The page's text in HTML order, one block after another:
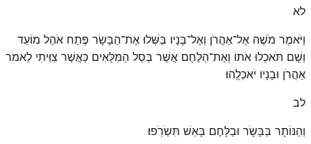
לא
וַיֹּאמֶר מֹשֶׁה אֶל־אַהֲרֹן וְאֶל־בָּנָיו בַּשְּׁלוּ אֶת־הַבָּשָׂר פֶּתַח אֹהֶל מוֹעֵד
וְשָׁם תֹּאכְלוּ אֹתוֹ וְאֶת־הַלֶּחֶם אֲשֶׁר בְּסַל הַמִּלֻּאִים כַּאֲשֶׁר צִוֵּיתִי לֵאמֹר
אַהֲרֹן וּבָנָיו יֹאכְלֻֽהוּ׃
לב
וְהַנּוֹתָר בַּבָּשָׂר וּבַלָּחֶם בָּאֵשׁ תִּשְׂרֹֽפוּ׃